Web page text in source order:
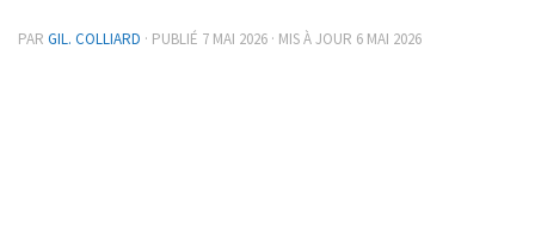
PAR GIL. COLLIARD · PUBLIÉ 7 MAI 2026 · MIS À JOUR 6 MAI 2026